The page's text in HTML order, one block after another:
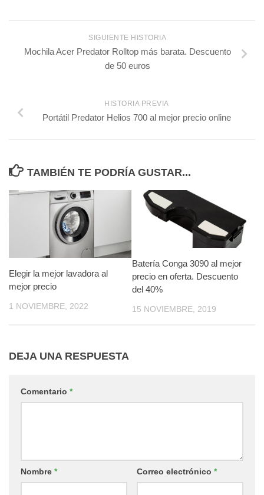
SIGUIENTE HISTORIA
Mochila Acer Predator Rolltop más barata. Descuento
de 50 euros
HISTORIA PREVIA
Portátil Predator Helios 700 al mejor precio online
TAMBIÉN TE PODRÍA GUSTAR...
Elegir la mejor lavadora al
mejor precio
1 NOVIEMBRE, 2022
Batería Conga 3090 al mejor
precio en oferta. Descuento
del 40%
15 NOVIEMBRE, 2019
DEJA UNA RESPUESTA
Comentario *
Nombre * Correo electrónico *